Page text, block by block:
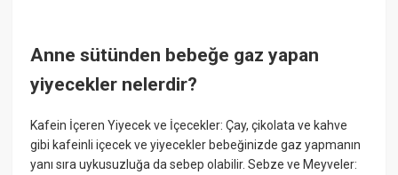
Anne sütünden bebeğe gaz yapan
yiyecekler nelerdir?
Kafein İçeren Yiyecek ve İçecekler: Çay, çikolata ve kahve
gibi kafeinli içecek ve yiyecekler bebeğinizde gaz yapmanın
yanı sıra uykusuzluğa da sebep olabilir. Sebze ve Meyveler: